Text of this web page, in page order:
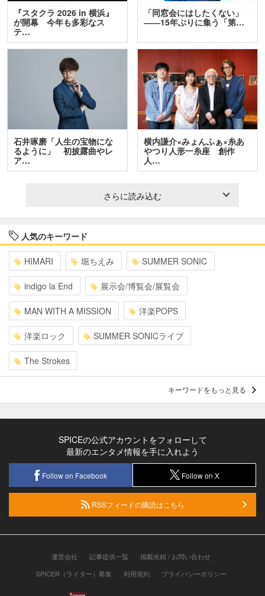
『スタクラ 2026 in 横浜』
が開幕 今年も多彩なス
テ…
「同窓会にはしたくない」
――15年ぶりに集う「第…
石井琢磨「人生の宝物にな
るように」 初披露曲やレ
ア…
横内謙介×みょんふぁ×糸あ
やつり人形一糸座 創作
人…
さらに読み込む
人気のキーワード
HIMARI 堀ちえみ SUMMER SONIC
indigo la End 展示会/博覧会/展覧会
MAN WITH A MISSION 洋楽POPS
洋楽ロック SUMMER SONICライブ
The Strokes
キーワードをもっと見る
SPICEの公式アカウントをフォローして
最新のエンタメ情報を手に入れよう
Follow on Facebook Follow on X
RSSフィードの購読はこちら
運営会社 記事提供一覧
掲載依頼 / お問い合わせ
SPICER（ライター）募集
利用規約 プライバシーポリシー